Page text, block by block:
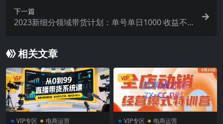
下一篇
2023新细分领域带货计划：单号单日1000 收益不
相关文章
VIP
VIP专区 电商运营
VIP
VIP专区 电商运营